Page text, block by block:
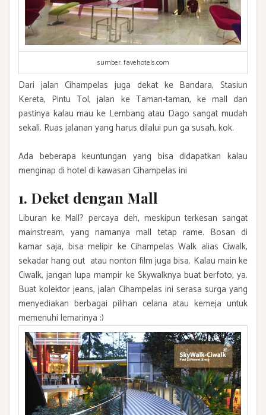
sumber: favehotels.com
Dari jalan Cihampelas juga dekat ke Bandara, Stasiun
Kereta, Pintu Tol, jalan ke Taman-taman, ke mall dan
pastinya kalau mau ke Lembang atau Dago sangat mudah
sekali. Ruas jalanan yang harus dilalui pun ga susah, kok.
Ada beberapa keuntungan yang bisa didapatkan kalau
menginap di hotel di kawasan Cihampelas ini
1. Deket dengan Mall
Liburan ke Mall? percaya deh, meskipun terkesan sangat
mainstream, yang namanya mall tetap rame. Bosan di
kamar saja, bisa melipir ke Cihampelas Walk alias Ciwalk,
sekadar hang out atau nonton film juga bisa. Kalau main ke
Ciwalk, jangan lupa mampir ke Skywalknya buat berfoto, ya.
Buat kolektor jeans, jalan Cihampelas ini serasa surga yang
menyediakan berbagai pilihan celana atau kemeja untuk
memenuhi lemarinya :)